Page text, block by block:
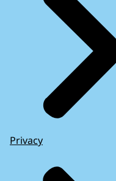
Privacy